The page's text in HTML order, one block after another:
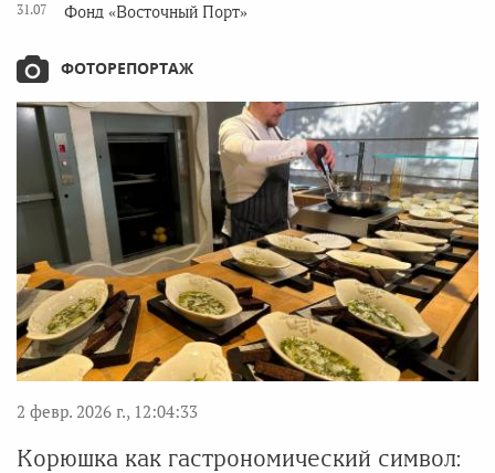
31.07
Фонд «Восточный Порт»
ФОТОРЕПОРТАЖ
2 февр. 2026 г., 12:04:33
Корюшка как гастрономический символ: